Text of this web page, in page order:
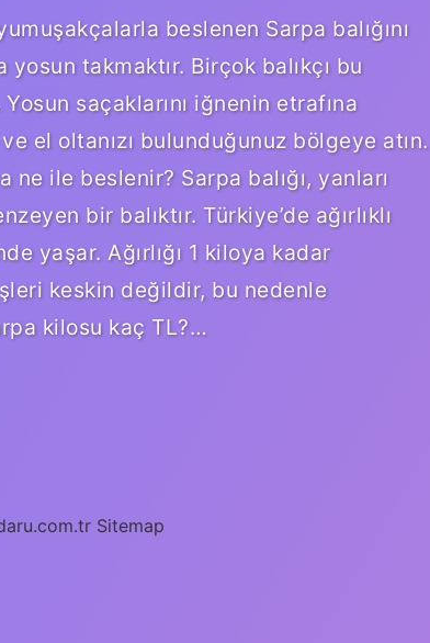
beslenen Sarpa balığını
takmaktır. Birçok balıkçı bu
saçaklarını iğnenin etrafına
el oltanızı bulunduğunuz bölgeye atın.
ile beslenir? Sarpa balığı, yanları
bir balıktır. Türkiye’de ağırlıklı
yaşar. Ağırlığı 1 kiloya kadar
keskin değildir, bu nedenle
kilosu kaç TL?…
Sitemap